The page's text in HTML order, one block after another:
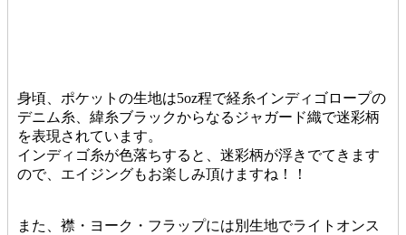
身頃、ポケットの生地は5oz程で経糸インディゴロープの
デニム糸、緯糸ブラックからなるジャガード織で迷彩柄
を表現されています。
インディゴ糸が色落ちすると、迷彩柄が浮きでてきます
ので、エイジングもお楽しみ頂けますね！！
また、襟・ヨーク・フラップには別生地でライトオンス